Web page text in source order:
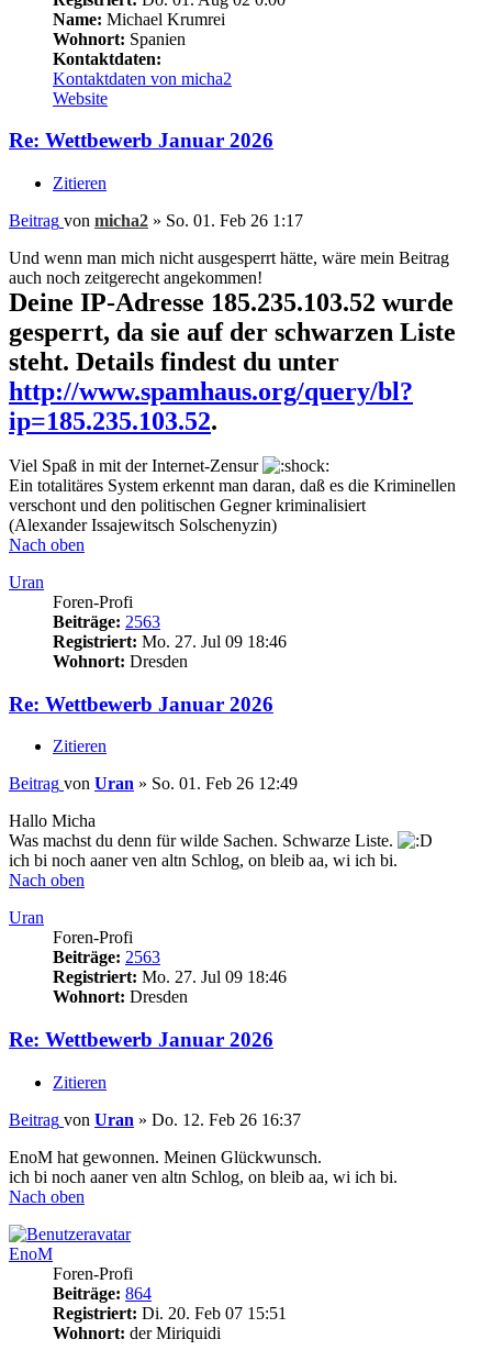
Name: Michael Krumrei
Wohnort: Spanien
Kontaktdaten:
Kontaktdaten von micha2
Website
Re: Wettbewerb Januar 2026
Zitieren
Beitrag von micha2 » So. 01. Feb 26 1:17
Und wenn man mich nicht ausgesperrt hätte, wäre mein Beitrag
auch noch zeitgerecht angekommen!
Deine IP-Adresse 185.235.103.52 wurde
gesperrt, da sie auf der schwarzen Liste
steht. Details findest du unter
http://www.spamhaus.org/query/bl?
ip=185.235.103.52.
Viel Spaß in mit der Internet-Zensur
Ein totalitäres System erkennt man daran, daß es die Kriminellen
verschont und den politischen Gegner kriminalisiert
(Alexander Issajewitsch Solschenyzin)
Nach oben
Uran
Foren-Profi
Beiträge: 2563
Registriert: Mo. 27. Jul 09 18:46
Wohnort: Dresden
Re: Wettbewerb Januar 2026
Zitieren
Beitrag von Uran » So. 01. Feb 26 12:49
Hallo Micha
Was machst du denn für wilde Sachen. Schwarze Liste.
ich bi noch aaner ven altn Schlog, on bleib aa, wi ich bi.
Nach oben
Uran
Foren-Profi
Beiträge: 2563
Registriert: Mo. 27. Jul 09 18:46
Wohnort: Dresden
Re: Wettbewerb Januar 2026
Zitieren
Beitrag von Uran » Do. 12. Feb 26 16:37
EnoM hat gewonnen. Meinen Glückwunsch.
ich bi noch aaner ven altn Schlog, on bleib aa, wi ich bi.
Nach oben
EnoM
Foren-Profi
Beiträge: 864
Registriert: Di. 20. Feb 07 15:51
Wohnort: der Miriquidi